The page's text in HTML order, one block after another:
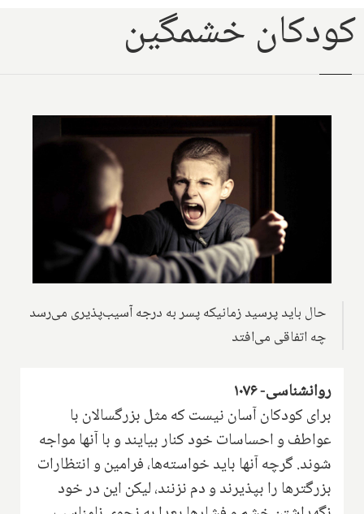
کودکان خشمگین
حال باید پرسید زمانیکه پسر به درجه آسیب‌پذیری می‌رسد
چه اتفاقی می‌افتد
روانشناسی- ۱۰۷۶
برای کودکان آسان نیست که مثل بزرگسالان با
عواطف و احساسات خود کنار بیایند و با آنها مواجه
شوند. گرچه آنها باید خواسته‌ها، فرامین و انتظارات
بزرگترها را بپذیرند و دم نزنند، لیکن این در خود